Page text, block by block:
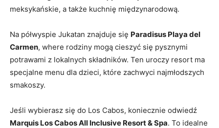
meksykańskie, a także kuchnię międzynarodową.
Na półwyspie Jukatan znajduje się Paradisus Playa del
Carmen, where rodziny mogą cieszyć się pysznymi
potrawami z lokalnych składników. Ten uroczy resort ma
specjalne menu dla dzieci, które zachwyci najmłodszych
smakoszy.
Jeśli wybierasz się do Los Cabos, koniecznie odwiedź
Marquis Los Cabos All Inclusive Resort & Spa. To idealne